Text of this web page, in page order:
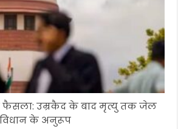
फैसला: उम्रकैद के बाद मृत्यु तक जेल
के अनुरूप